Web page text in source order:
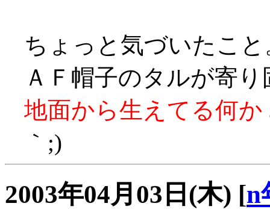
ちょっと気づいたこと
ＡＦ帽子のタルが寄
地面から生えてる何か
｀;)
2003年04月03日(木) [n